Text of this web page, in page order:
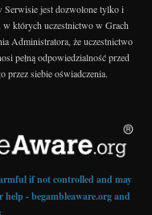
Serwisie jest dozwolone tylko i
w których uczestnictwo w Grach
Administratora, że uczestnictwo
pełną odpowiedzialność przed
przez siebie oświadczenia.
if not controlled and may
- begambleaware.org and